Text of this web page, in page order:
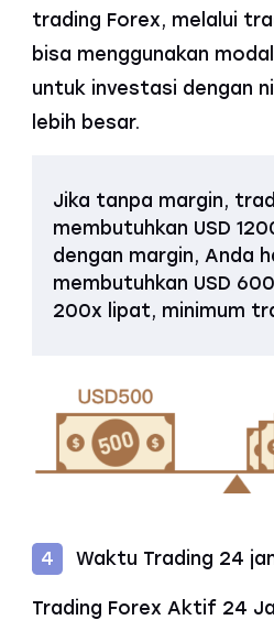
trading Forex, melalui
bisa menggunakan
untuk investasi dengan
lebih besar.
Jika tanpa margin,
membutuhkan USD
dengan margin, Anda
membutuhkan USD
200x lipat, minimum
4 Waktu Trading 24
Trading Forex Aktif 24